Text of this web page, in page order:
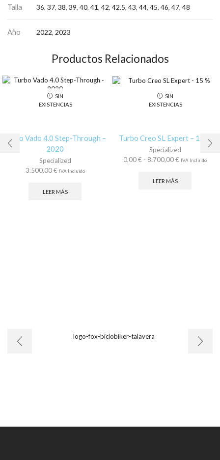
Talla 36, 37, 38, 39, 40, 41, 42, 42.5, 43, 44, 45, 46, 47, 48
Año 2022, 2023
Productos Relacionados
SIN
EXISTENCIAS
Turbo Vado 4.0 Step-Through –
2020
Specialized
3.500,00€ IVA Incluido
LEER MÁS
SIN
EXISTENCIAS
Turbo Creo SL Expert – 15 %
Specialized
0,00€ - 8.700,00€ Rango
IVA Incluido
LEER MÁS